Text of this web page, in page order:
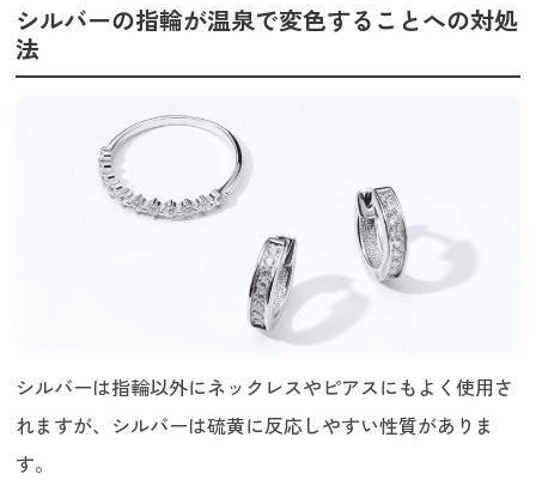
シルバーの指輪が温泉で変色することへの対処
法
シルバーは指輪以外にネックレスやピアスにもよく使用さ
れますが、シルバーは硫黄に反応しやすい性質がありま
す。